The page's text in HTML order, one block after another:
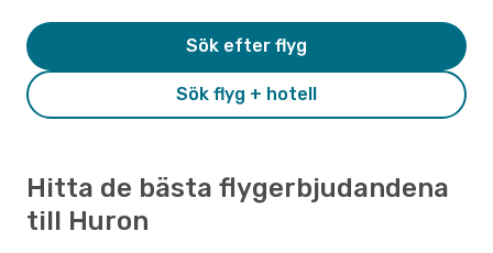
Sök flyg + hotell
Sök efter flyg
Hitta de bästa flygerbjudandena
till Huron